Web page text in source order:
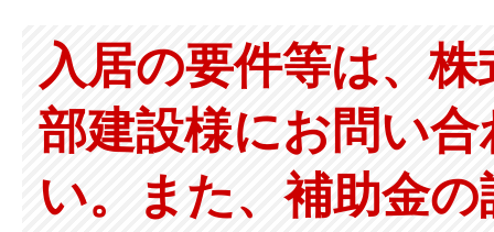
入居の要件等は、
部建設様にお問い
い。また、補助金